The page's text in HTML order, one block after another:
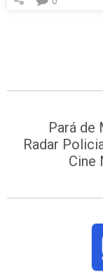
Pará de
Radar
Cine